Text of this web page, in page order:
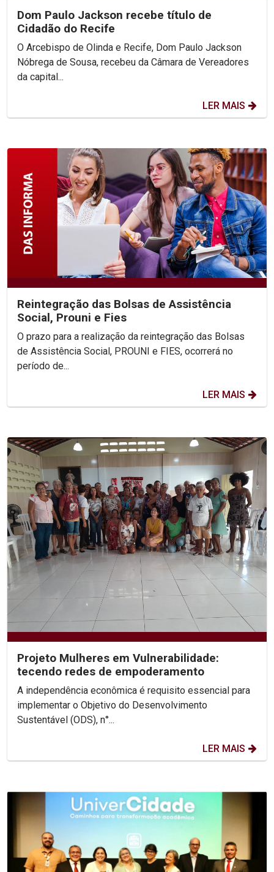
Dom Paulo Jackson recebe título de
Cidadão do Recife
O Arcebispo de Olinda e Recife, Dom Paulo Jackson
Nóbrega de Sousa, recebeu da Câmara de Vereadores
da capital...
LER MAIS
Reintegração das Bolsas de Assistência
Social, Prouni e Fies
O prazo para a realização da reintegração das Bolsas
de Assistência Social, PROUNI e FIES, ocorrerá no
período de...
LER MAIS
Projeto Mulheres em Vulnerabilidade:
tecendo redes de empoderamento
A independência econômica é requisito essencial para
implementar o Objetivo do Desenvolvimento
Sustentável (ODS), n°...
LER MAIS